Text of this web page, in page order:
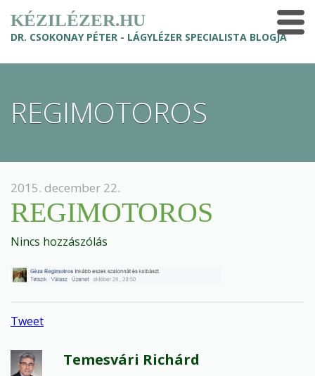
KÉZILÉZER.HU
DR. CSOKONAY PÉTER - LÁGYLÉZER SPECIALISTA BLOGJA
REGIMOTOROS
2015. december 22.
REGIMOTOROS
Nincs hozzászólás
Tweet
Temesvári Richárd